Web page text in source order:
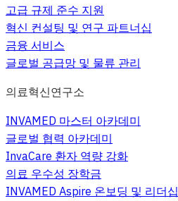
고급 규제 준수 지원
혁신 컨설팅 및 연구 파트너십
금융 서비스
글로벌 공급망 및 물류 관리
의료혁신연구소
INVAMED 마스터 아카데미
글로벌 협력 아카데미
InvaCare 환자 역량 강화
의료 우수성 장학금
INVAMED Aspire 온보딩 및 리더십